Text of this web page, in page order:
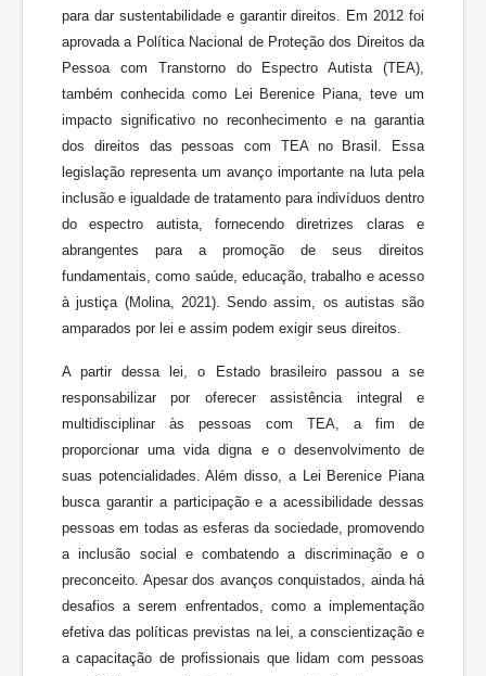
para dar sustentabilidade e garantir direitos. Em 2012 foi
aprovada a Política Nacional de Proteção dos Direitos da
Pessoa com Transtorno do Espectro Autista (TEA),
também conhecida como Lei Berenice Piana, teve um
impacto significativo no reconhecimento e na garantia
dos direitos das pessoas com TEA no Brasil. Essa
legislação representa um avanço importante na luta pela
inclusão e igualdade de tratamento para indivíduos dentro
do espectro autista, fornecendo diretrizes claras e
abrangentes para a promoção de seus direitos
fundamentais, como saúde, educação, trabalho e acesso
à justiça (Molina, 2021). Sendo assim, os autistas são
amparados por lei e assim podem exigir seus direitos.
A partir dessa lei, o Estado brasileiro passou a se
responsabilizar por oferecer assistência integral e
multidisciplinar às pessoas com TEA, a fim de
proporcionar uma vida digna e o desenvolvimento de
suas potencialidades. Além disso, a Lei Berenice Piana
busca garantir a participação e a acessibilidade dessas
pessoas em todas as esferas da sociedade, promovendo
a inclusão social e combatendo a discriminação e o
preconceito. Apesar dos avanços conquistados, ainda há
desafios a serem enfrentados, como a implementação
efetiva das políticas previstas na lei, a conscientização e
a capacitação de profissionais que lidam com pessoas